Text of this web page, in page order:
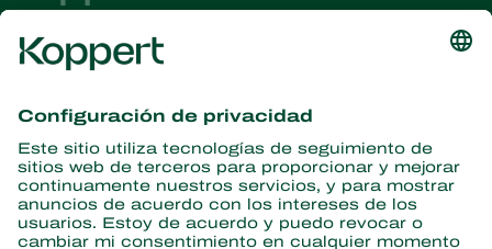
información
Suscríbase aquí
Partners with Nature